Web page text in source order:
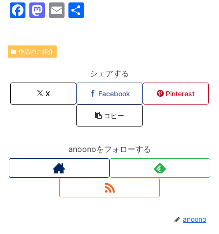
F
c
e
o
o
M
st
o
o
n
E
作品のご紹介
シェアする
X Facebook Pinterest
コピー
anoonoをフォローする
anoono